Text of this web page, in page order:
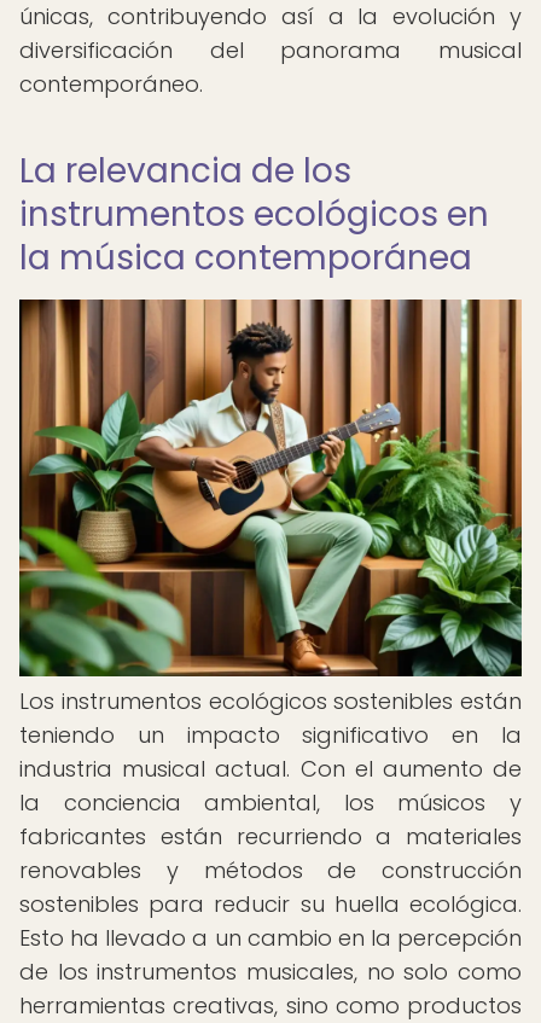
únicas, contribuyendo así a la evolución y
diversificación del panorama musical
contemporáneo.
La relevancia de los
instrumentos ecológicos en
la música contemporánea
Los instrumentos ecológicos sostenibles están
teniendo un impacto significativo en la
industria musical actual. Con el aumento de
la conciencia ambiental, los músicos y
fabricantes están recurriendo a materiales
renovables y métodos de construcción
sostenibles para reducir su huella ecológica.
Esto ha llevado a un cambio en la percepción
de los instrumentos musicales, no solo como
herramientas creativas, sino como productos